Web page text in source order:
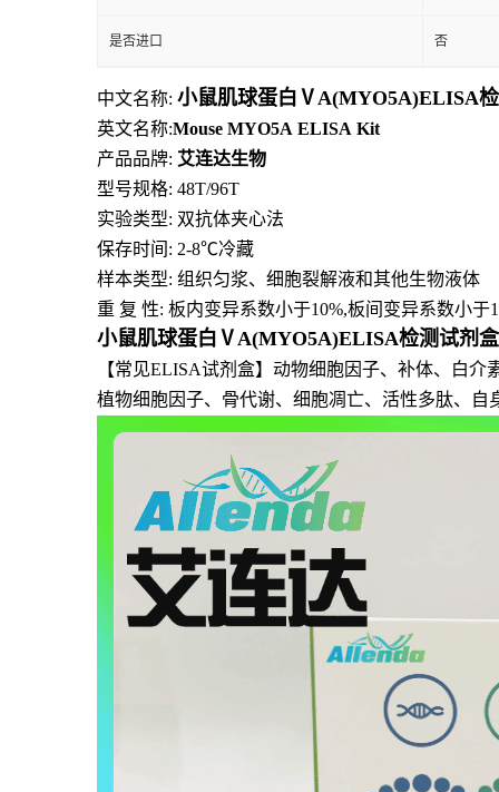
是否进口 否
中文名称: 小鼠肌球蛋白ⅤA(MYO5A)ELISA
英文名称:Mouse MYO5A ELISA Kit
产品品牌: 艾连达生物
型号规格: 48T/96T
实验类型: 双抗体夹心法
保存时间: 2-8℃冷藏
样本类型: 组织匀浆、细胞裂解液和其他生物液体
重 复 性: 板内变异系数小于10%,板间变异系数小于
小鼠肌球蛋白ⅤA(MYO5A)ELISA检测试剂
【常见ELISA试剂盒】动物细胞因子、补体、白
植物细胞因子、骨代谢、细胞凋亡、活性多肽、自